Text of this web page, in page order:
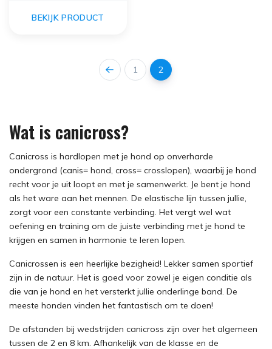
BEKIJK PRODUCT
1 2
Wat is canicross?
Canicross is hardlopen met je hond op onverharde
ondergrond (canis= hond, cross= crosslopen), waarbij je hond
recht voor je uit loopt en met je samenwerkt. Je bent je hond
als het ware aan het mennen. De elastische lijn tussen jullie,
zorgt voor een constante verbinding. Het vergt wel wat
oefening en training om de juiste verbinding met je hond te
krijgen en samen in harmonie te leren lopen.
Canicrossen is een heerlijke bezigheid! Lekker samen sportief
zijn in de natuur. Het is goed voor zowel je eigen conditie als
die van je hond en het versterkt jullie onderlinge band. De
meeste honden vinden het fantastisch om te doen!
De afstanden bij wedstrijden canicross zijn over het algemeen
tussen de 2 en 8 km. Afhankelijk van de klasse en de